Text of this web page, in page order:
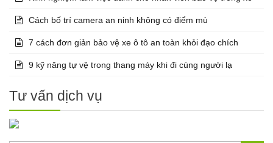
Cách bố trí camera an ninh không có điểm mù
7 cách đơn giản bảo vệ xe ô tô an toàn khỏi đạo chích
9 kỹ năng tự vệ trong thang máy khi đi cùng người lạ
Tư vấn dịch vụ